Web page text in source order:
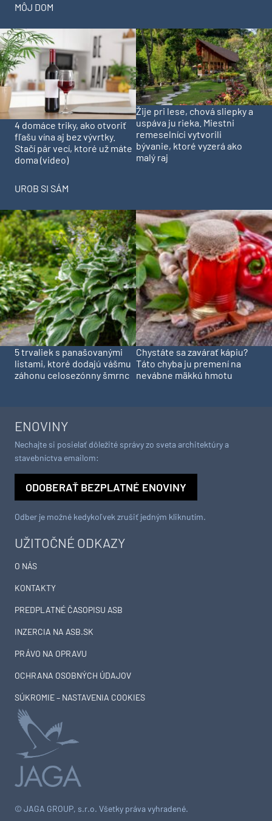
MÔJ DOM
4 domáce triky, ako otvoriť
fľašu vína aj bez vývrtky.
Stačí pár vecí, ktoré už máte
doma (video)
Žije pri lese, chová sliepky a
uspáva ju rieka. Miestni
remeselníci vytvorili
bývanie, ktoré vyzerá ako
malý raj
UROB SI SÁM
5 trvaliek s panašovanými
listami, ktoré dodajú vášmu
záhonu celosezónny šmrnc
Chystáte sa zavárať kápiu?
Táto chyba ju premení na
nevábne mäkkú hmotu
© JAGA GROUP, s.r.o. Všetky práva vyhradené.
UŽITOČNÉ ODKAZY
O NÁS
KONTAKTY
PREDPLATNÉ ČASOPISU ASB
INZERCIA NA ASB.SK
PRÁVO NA OPRAVU
OCHRANA OSOBNÝCH ÚDAJOV
SÚKROMIE – NASTAVENIA COOKIES
ENOVINY
Nechajte si posielať dôležité správy zo sveta architektúry a
stavebníctva emailom:
ODOBERAŤ BEZPLATNÉ ENOVINY
Odber je možné kedykoľvek zrušiť jedným kliknutím.